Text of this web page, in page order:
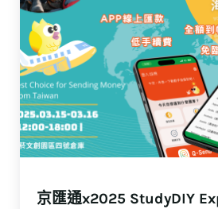
京匯通x2025 StudyDIY